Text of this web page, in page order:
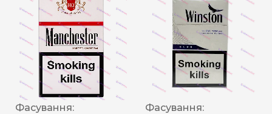
Фасування:
Фасування: